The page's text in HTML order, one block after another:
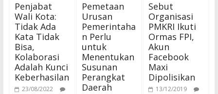
Penjabat
Wali Kota:
Tidak Ada
Kata Tidak
Bisa,
Kolaborasi
Adalah Kunci
Keberhasilan
23/08/2022
Pemetaan
Urusan
Pemerintaha
n Perlu
untuk
Menentukan
Susunan
Perangkat
Daerah
Sebut
Organisasi
PMKRI Ikuti
Ormas FPI,
Akun
Facebook
Maxi
Dipolisikan
13/12/2019